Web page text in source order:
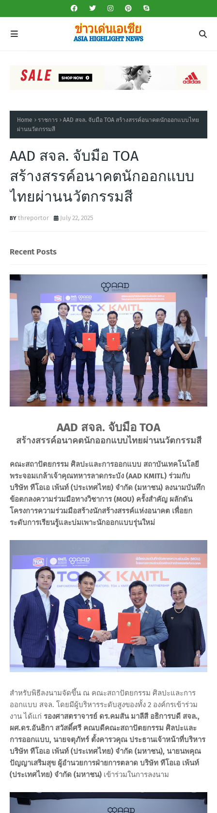
Home ราชการ
AAD สจล. จับมือ TOA สร้างสรรค์อนาคตนักออกแบบไทย
ผ่านนวัตกรรมสี
AAD สจล. จับมือ TOA
สร้างสรรค์อนาคตนักออกแบบ
ไทยผ่านนวัตกรรมสี
threportor July 22, 2025
Recent Posts
AAD สจล. จับมือ TOA
สร้างสรรค์อนาคตนักออกแบบไทยผ่านนวัตกรรมสี
คณะสถาปัตยกรรม ศิลปะและการออกแบบ สถาบันเทคโนโลยี
พระจอมเกล้าเจ้าคุณทหารลาดกระบัง (AAD KMITL) ร่วมกับ
บริษัท ทีโอเอ เพ้นท์ (ประเทศไทย) จำกัด (มหาชน) ลงนามบันทึก
ข้อตกลงความร่วมมือทางวิชาการ (MOU) ครั้งสำคัญ ผลักดัน
โครงการความร่วมมือสร้างนักสร้างสรรค์แห่งอนาคต เพื่อยก
ระดับการเรียนรู้และบ่มเพาะนักออกแบบรุ่นใหม่
สำหรับพิธีลงนามจัดขึ้น ณ คณะสถาปัตยกรรม ศิลปะและการ
ออกแบบ สจล. โดยมีผู้บริหารระดับสูงของทั้ง 2 องค์กรเข้าร่วม
งาน ได้แก่ รองศาสตราจารย์ ดร.คมสัน มาลีสี อธิการบดี สจล.,
ผศ.ดร.อันธิกา สวัสดิ์ศรี คณบดีคณะสถาปัตยกรรม ศิลปะและ
การออกแบบ, นายจตุภัทร์ ตั้งคารวคุณ ประธานเจ้าหน้าที่บริหาร
บริษัท ทีโอเอ เพ้นท์ (ประเทศไทย) จำกัด (มหาชน), นายนพคุณ
ปัญญาเสริมสุข ผู้อำนวยการฝ่ายการตลาด บริษัท ทีโอเอ เพ้นท์
(ประเทศไทย) จำกัด (มหาชน) เข้าร่วมในการลงนาม